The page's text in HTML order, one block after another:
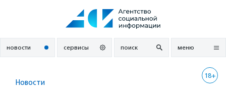
новости сервисы поиск меню
18+
Новости